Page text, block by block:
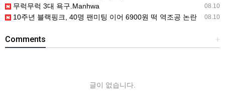
08.10
무럭무럭 3대 욕구.Manhwa
08.10
10주년 블랙핑크, 40명 팬미팅 이어 6900원 떡 역조공 논란
+
Comments
글이 없습니다.